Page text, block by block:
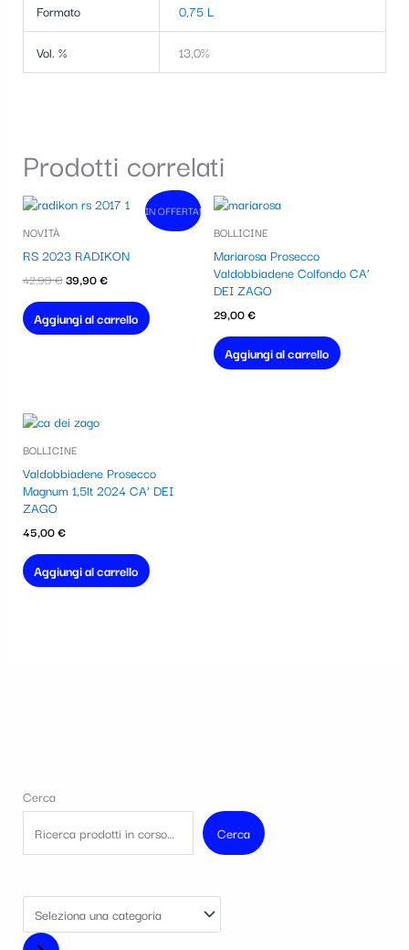
Formato 0,75 L
Vol. % 13,0%
Prodotti correlati
In vendita!
IN OFFERTA!
NOVITÀ
RS 2023 RADIKON
42,90€
Il
era:
39,90€
Il
è:
Aggiungi al carrello
BOLLICINE
Mariarosa Prosecco
Valdobbiadene Colfondo CA’
DEI ZAGO
29,00€
Aggiungi al carrello
BOLLICINE
Valdobbiadene Prosecco
Magnum 1,5lt 2024 CA’ DEI
ZAGO
45,00€
Aggiungi al carrello
Cerca
Cerca